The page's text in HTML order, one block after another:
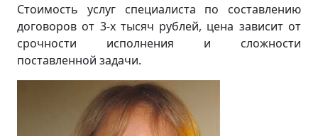
Стоимость услуг специалиста по составлению
договоров от 3-х тысяч рублей, цена зависит от
срочности исполнения и сложности
поставленной задачи.